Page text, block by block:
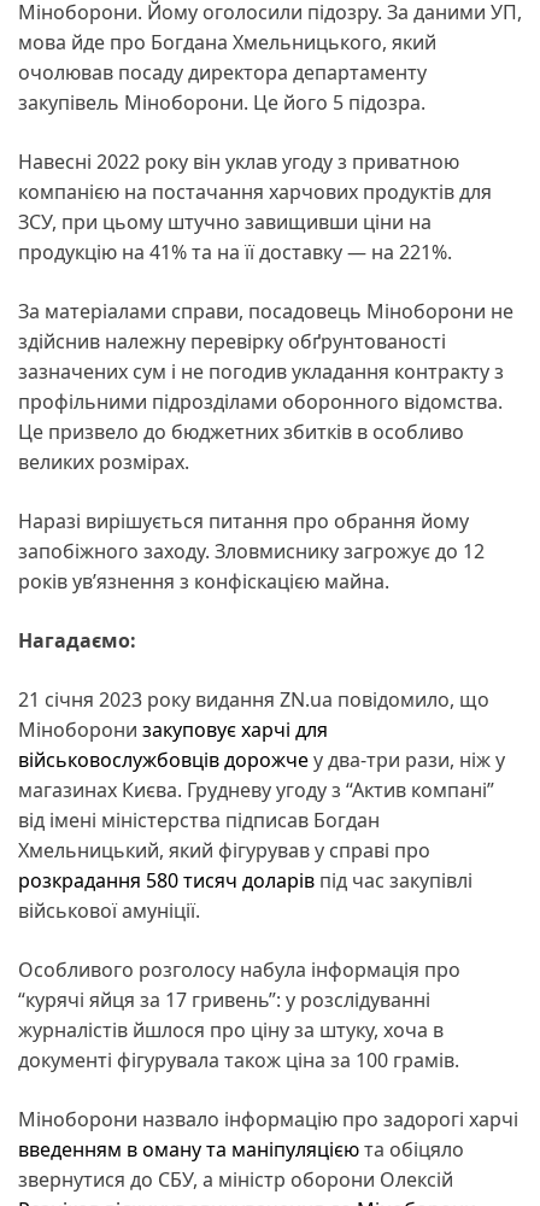
Міноборони. Йому оголосили підозру. За даними УП,
мова йде про Богдана Хмельницького, який
очолював посаду директора департаменту
закупівель Міноборони. Це його 5 підозра.
Навесні 2022 року він уклав угоду з приватною
компанією на постачання харчових продуктів для
ЗСУ, при цьому штучно завищивши ціни на
продукцію на 41% та на її доставку — на 221%.
За матеріалами справи, посадовець Міноборони не
здійснив належну перевірку обґрунтованості
зазначених сум і не погодив укладання контракту з
профільними підрозділами оборонного відомства.
Це призвело до бюджетних збитків в особливо
великих розмірах.
Наразі вирішується питання про обрання йому
запобіжного заходу. Зловмиснику загрожує до 12
років ув’язнення з конфіскацією майна.
Нагадаємо:
21 січня 2023 року видання ZN.ua повідомило, що
Міноборони закуповує харчі для
військовослужбовців дорожчеу два-три рази, ніж у
магазинах Києва. Грудневу угоду з “Актив компані”
від імені міністерства підписав Богдан
Хмельницький, який фігурував у справі про
розкрадання 580 тисяч доларів під час закупівлі
військової амуніції.
Особливого розголосу набула інформація про
“курячі яйця за 17 гривень”: у розслідуванні
журналістів йшлося про ціну за штуку, хоча в
документі фігурувала також ціна за 100 грамів.
Міноборони назвало інформацію про задорогі харчі
введенням в оману та маніпуляцієюта обіцяло
звернутися до СБУ, а міністр оборони Олексій